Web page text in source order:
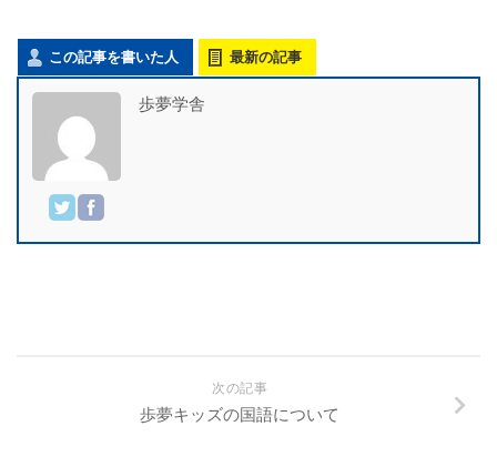
この記事を書いた人 最新の記事
歩夢学舎
次の記事
歩夢キッズの国語について